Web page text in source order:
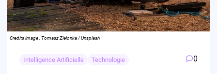
Credits image : Tomasz Zielonka / Unsplash
Intelligence Artificielle Technologie 0